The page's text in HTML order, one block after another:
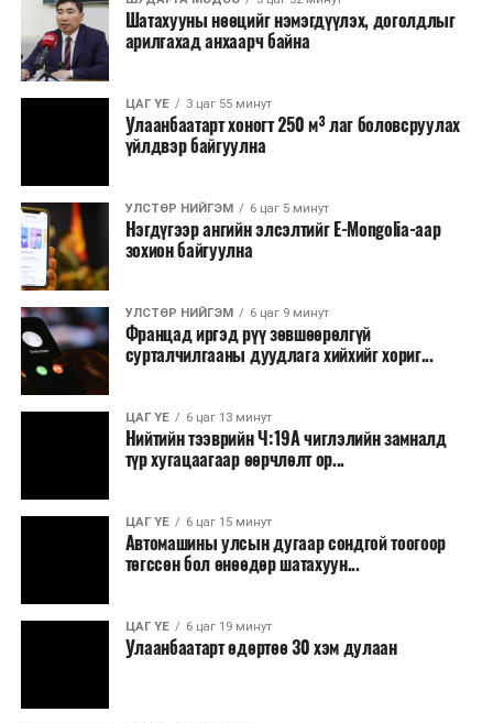
Шатахууны нөөцийг нэмэгдүүлэх, доголдлыг
арилгахад анхаарч байна
ЦАГ ҮЕ 3 цаг 55 минут
Улаанбаатарт хоногт 250 м³ лаг боловсруулах
үйлдвэр байгуулна
УЛСТӨР НИЙГЭМ 6 цаг 5 минут
Нэгдүгээр ангийн элсэлтийг E-Mongolia-аар
зохион байгуулна
УЛСТӨР НИЙГЭМ 6 цаг 9 минут
Францад иргэд рүү зөвшөөрөлгүй
сурталчилгааны дуудлага хийхийг хориг...
ЦАГ ҮЕ 6 цаг 13 минут
Нийтийн тээврийн Ч:19А чиглэлийн замналд
түр хугацаагаар өөрчлөлт ор...
ЦАГ ҮЕ 6 цаг 15 минут
Автомашины улсын дугаар сондгой тоогоор
төгссөн бол өнөөдөр шатахуун...
ЦАГ ҮЕ 6 цаг 19 минут
Улаанбаатарт өдөртөө 30 хэм дулаан